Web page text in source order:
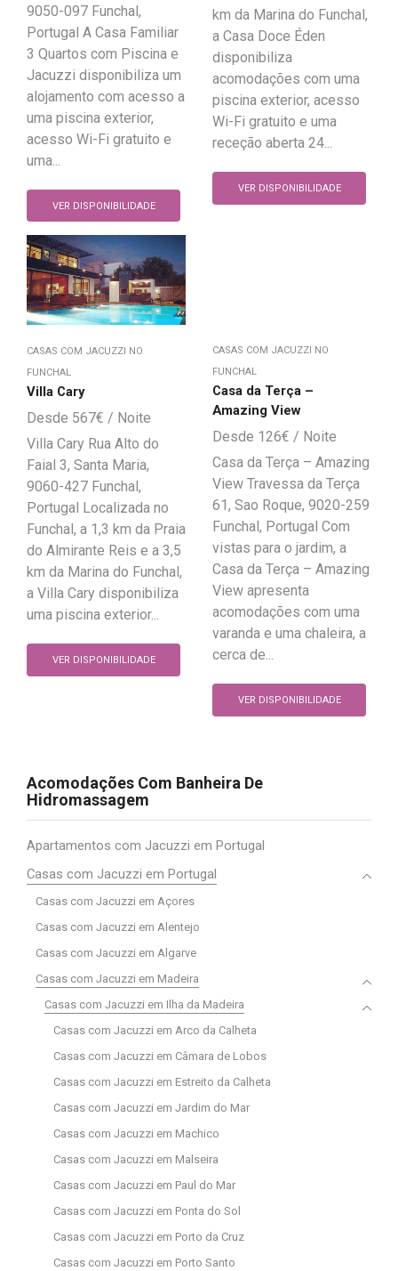
9050-097 Funchal,
Portugal A Casa Familiar
3 Quartos com Piscina e
Jacuzzi disponibiliza um
alojamento com acesso a
uma piscina exterior,
acesso Wi-Fi gratuito e
uma...
VER DISPONIBILIDADE
km da Marina do Funchal,
a Casa Doce Éden
disponibiliza
acomodações com uma
piscina exterior, acesso
Wi-Fi gratuito e uma
receção aberta 24...
VER DISPONIBILIDADE
CASAS COM JACUZZI NO
FUNCHAL
Villa Cary
567€
Villa Cary Rua Alto do
Faial 3, Santa Maria,
9060-427 Funchal,
Portugal Localizada no
Funchal, a 1,3 km da Praia
do Almirante Reis e a 3,5
km da Marina do Funchal,
a Villa Cary disponibiliza
uma piscina exterior...
VER DISPONIBILIDADE
CASAS COM JACUZZI NO
FUNCHAL
Casa da Terça –
Amazing View
126€
Casa da Terça – Amazing
View Travessa da Terça
61, Sao Roque, 9020-259
Funchal, Portugal Com
vistas para o jardim, a
Casa da Terça – Amazing
View apresenta
acomodações com uma
varanda e uma chaleira, a
cerca de...
VER DISPONIBILIDADE
Acomodações Com Banheira De
Hidromassagem
Apartamentos com Jacuzzi em Portugal
Casas com Jacuzzi em Portugal
Casas com Jacuzzi em Açores
Casas com Jacuzzi em Alentejo
Casas com Jacuzzi em Algarve
Casas com Jacuzzi em Madeira
Casas com Jacuzzi em Ilha da Madeira
Casas com Jacuzzi em Arco da Calheta
Casas com Jacuzzi em Câmara de Lobos
Casas com Jacuzzi em Estreito da Calheta
Casas com Jacuzzi em Jardim do Mar
Casas com Jacuzzi em Machico
Casas com Jacuzzi em Malseira
Casas com Jacuzzi em Paul do Mar
Casas com Jacuzzi em Ponta do Sol
Casas com Jacuzzi em Porto da Cruz
Casas com Jacuzzi em Porto Santo